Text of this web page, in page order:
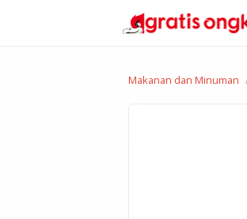
Makanan dan Minuman